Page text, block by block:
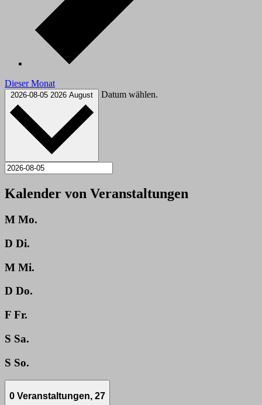
Dieser Monat
2026-08-05 2026 August Datum wählen.
Kalender von Veranstaltungen
M Mo.
D Di.
M Mi.
D Do.
F Fr.
S Sa.
S So.
0 Veranstaltungen, 27